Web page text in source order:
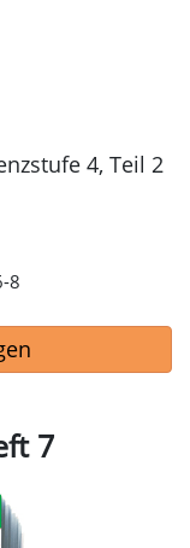
4, Teil 2
8
7